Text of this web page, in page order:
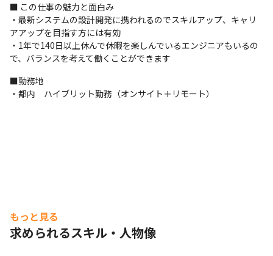
■ この仕事の魅力と面白み
・最新システムの設計開発に携われるのでスキルアップ、キャリ
アアップを目指す方には有効
・1年で140日以上休んで休暇を楽しんでいるエンジニアもいるの
で、バランスを考えて働くことができます
■勤務地
・都内　ハイブリット勤務（オンサイト＋リモート）
もっと見る
求められるスキル・人物像